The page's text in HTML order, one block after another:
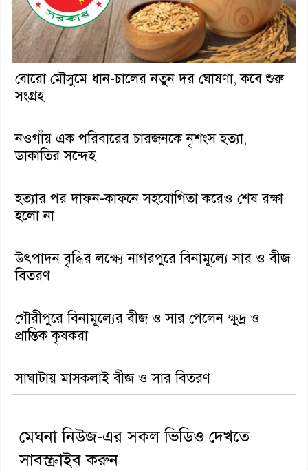
বোরো মৌসুমে ধান-চালের নতুন দর ঘোষণা, কবে শুরু
সংগ্রহ
নওগাঁয় এক পরিবারের চারজনকে নৃশংস হত্যা,
ডাকাতির সন্দেহ
হত্যার পর দাফন-কাফনে সহযোগিতা করেও শেষ রক্ষা
হলো না
উৎপাদন বৃদ্ধির লক্ষ্যে নাগরপুরে বিনামূল্যে সার ও বীজ
বিতরণ
গৌরীপুরে বিনামূল্যের বীজ ও সার পেলেন ক্ষুদ্র ও
প্রান্তিক কৃষকরা
সাঘাটায় মাসকলাই বীজ ও সার বিতরণ
মেঘনা নিউজ-এর সকল ভিডিও দেখতে
সাবস্ক্রাইব করুন